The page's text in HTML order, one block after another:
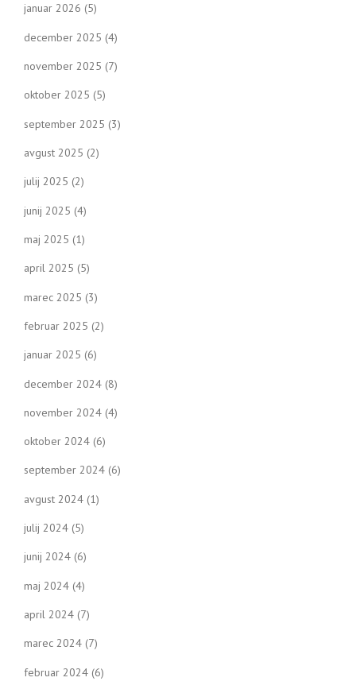
januar 2026 (5)
december 2025 (4)
november 2025 (7)
oktober 2025 (5)
september 2025 (3)
avgust 2025 (2)
julij 2025 (2)
junij 2025 (4)
maj 2025 (1)
april 2025 (5)
marec 2025 (3)
februar 2025 (2)
januar 2025 (6)
december 2024 (8)
november 2024 (4)
oktober 2024 (6)
september 2024 (6)
avgust 2024 (1)
julij 2024 (5)
junij 2024 (6)
maj 2024 (4)
april 2024 (7)
marec 2024 (7)
februar 2024 (6)